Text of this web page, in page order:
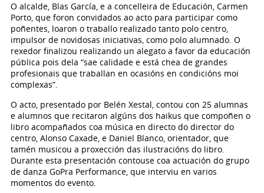
O alcalde, Blas García, e a concelleira de Educación, Carmen
Porto, que foron convidados ao acto para participar como
poñentes, loaron o traballo realizado tanto polo centro,
impulsor de novidosas iniciativas, como polo alumnado. O
rexedor finalizou realizando un alegato a favor da educación
pública pois dela “sae calidade e está chea de grandes
profesionais que traballan en ocasións en condicións moi
complexas”.
O acto, presentado por Belén Xestal, contou con 25 alumnas
e alumnos que recitaron algúns dos haikus que compoñen o
libro acompañados coa música en directo do director do
centro, Alonso Caxade, e Daniel Blanco, orientador, que
tamén musicou a proxección das ilustracións do libro.
Durante esta presentación contouse coa actuación do grupo
de danza GoPra Performance, que interviu en varios
momentos do evento.